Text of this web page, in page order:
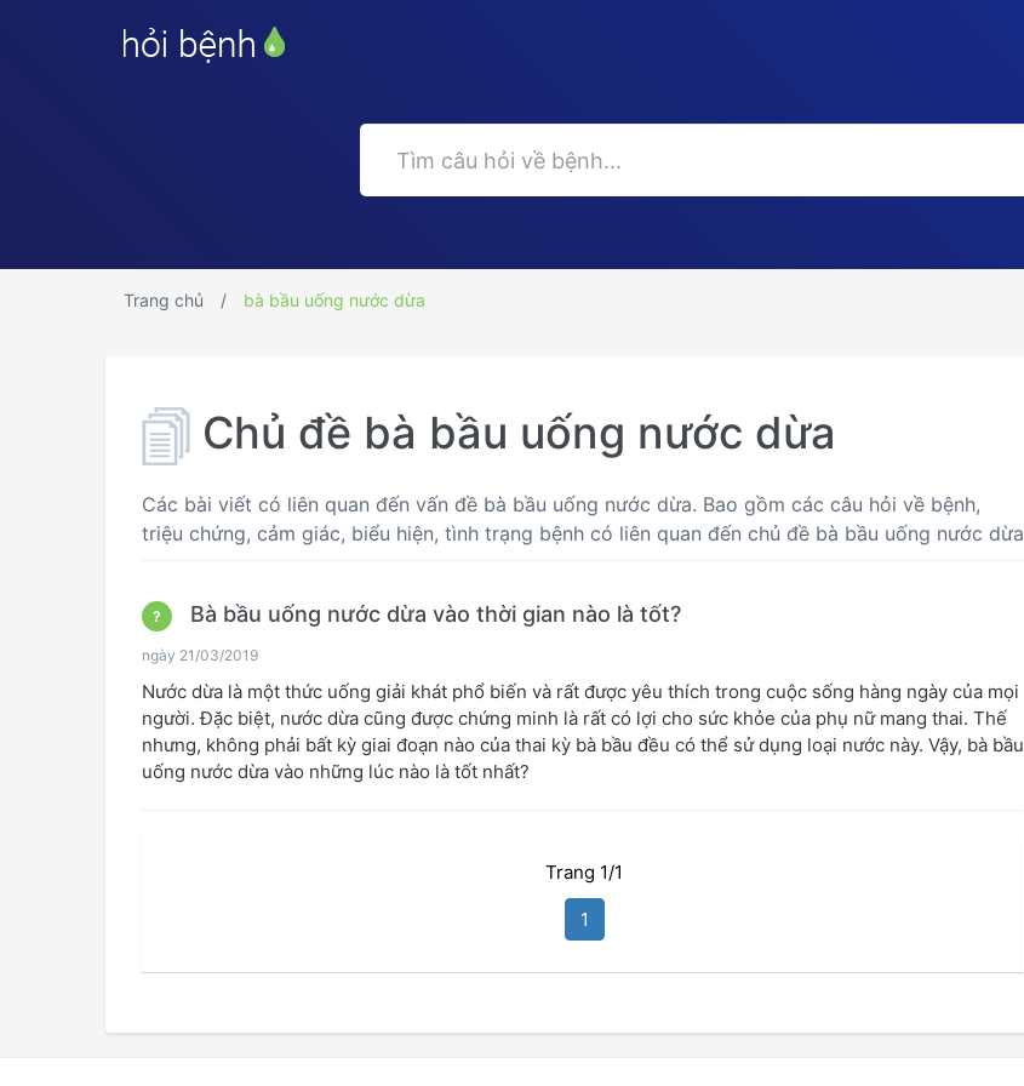
Trang chủ bà bầu uống nước dừa
Chủ đề bà bầu uống nước dừa
Các bài viết có liên quan đến vấn đề bà bầu uống nước dừa. Bao gồm các câu hỏi về bệnh,
triệu chứng, cảm giác, biểu hiện, tình trạng bệnh có liên quan đến chủ đề bà bầu uống nước dừa
? Bà bầu uống nước dừa vào thời gian nào là tốt?
ngày 21/03/2019
Nước dừa là một thức uống giải khát phổ biến và rất được yêu thích trong cuộc sống hàng ngày của mọi
người. Đặc biệt, nước dừa cũng được chứng minh là rất có lợi cho sức khỏe của phụ nữ mang thai. Thế
nhưng, không phải bất kỳ giai đoạn nào của thai kỳ bà bầu đều có thể sử dụng loại nước này. Vậy, bà bầu
uống nước dừa vào những lúc nào là tốt nhất?
Trang 1/1
1